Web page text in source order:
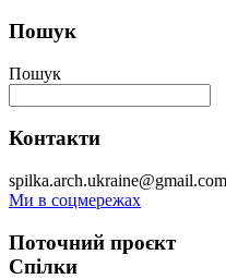
Пошук
Пошук
Контакти
spilka.arch.ukraine@gmail.com
Ми в соцмережах
Поточний проєкт
Спілки